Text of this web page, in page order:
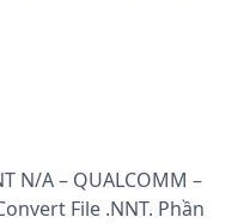
N/A – QUALCOMM –
File .NNT. Phần